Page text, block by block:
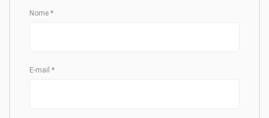
Nome *
E-mail *